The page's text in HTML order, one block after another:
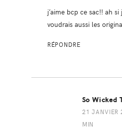
j’aime bcp ce sac!! ah si
voudrais aussi les
RÉPONDRE
So Wicked
21 JANVIER
MIN